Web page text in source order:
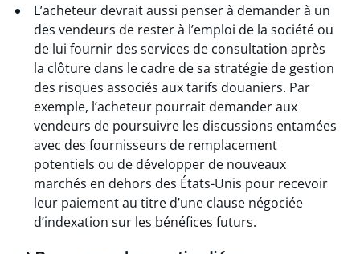
L’acheteur devrait aussi penser à demander à un
des vendeurs de rester à l’emploi de la société ou
de lui fournir des services de consultation après
la clôture dans le cadre de sa stratégie de gestion
des risques associés aux tarifs douaniers. Par
exemple, l’acheteur pourrait demander aux
vendeurs de poursuivre les discussions entamées
avec des fournisseurs de remplacement
potentiels ou de développer de nouveaux
marchés en dehors des États-Unis pour recevoir
leur paiement au titre d’une clause négociée
d’indexation sur les bénéfices futurs.